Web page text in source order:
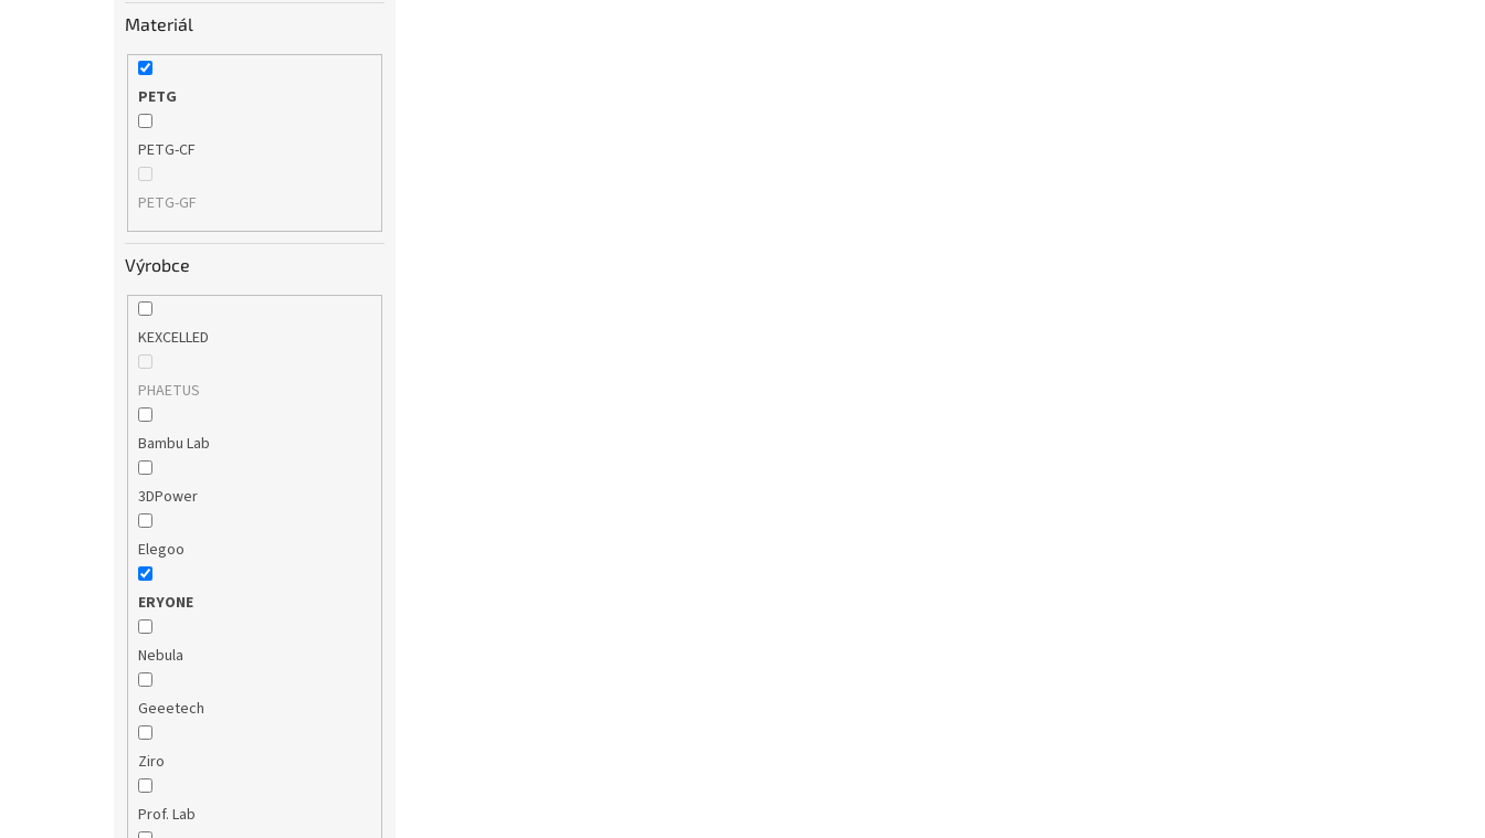
Materiál
PETG
PETG-CF
PETG-GF
Výrobce
KEXCELLED
PHAETUS
Bambu Lab
3DPower
Elegoo
ERYONE
Nebula
Geeetech
Ziro
Prof. Lab